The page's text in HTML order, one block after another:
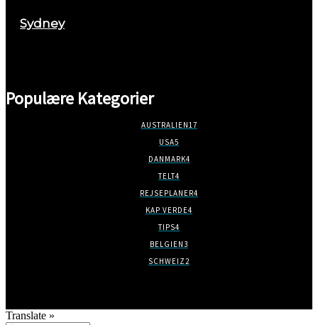
Sydney
Populære Kategorier
AUSTRALIEN17
USA5
DANMARK4
TELT4
REJSEPLANER4
KAP VERDE4
TIPS4
BELGIEN3
SCHWEIZ2
Translate »